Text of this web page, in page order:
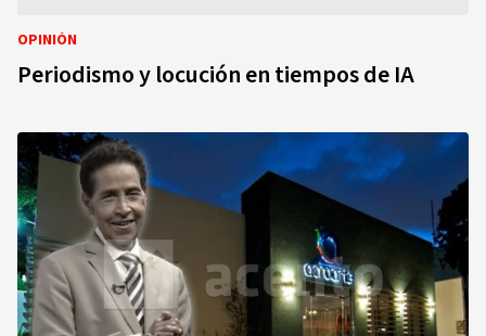
OPINIÓN
Periodismo y locución en tiempos de IA